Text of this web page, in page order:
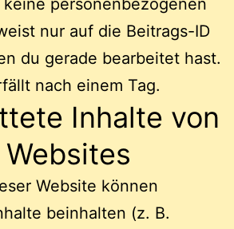
nur auf die Beitrags-ID
du gerade bearbeitet hast.
nach einem Tag.
Inhalte von
Website können
beinhalten (z. B.